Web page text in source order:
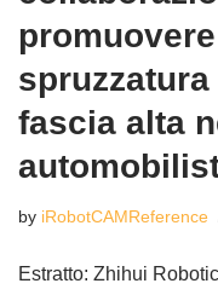
fascia alta
by iRobotCAMReference
Estratto: Zhihui